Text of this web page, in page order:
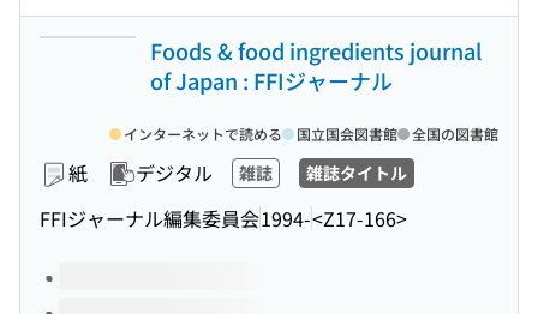
Foods & food ingredients journal
of Japan : FFIジャーナル
紙 デジタル 雑誌 雑誌タイトル
FFIジャーナル編集委員会1994-<Z17-166>
インターネットで読める 国立国会図書館 全国の図書館
このタイトルの巻号